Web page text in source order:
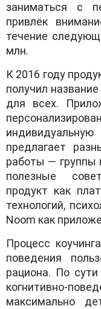
заниматься с
привлёк
течение
млн.
К 2016 году
получил
для всех.
предлагает
работы — группы
полезные
продукт как
технологий,
Noom как
Процесс
поведения
рациона. По
когнитивно-
максимально